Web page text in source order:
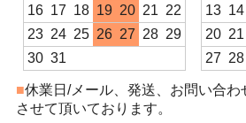
16 17 18 19 20 21 22
23 24 25 26 27 28 29
30 31
13 14
20 21
27 28
■休業日/メール、発送、お問い合わ
させて頂いております。